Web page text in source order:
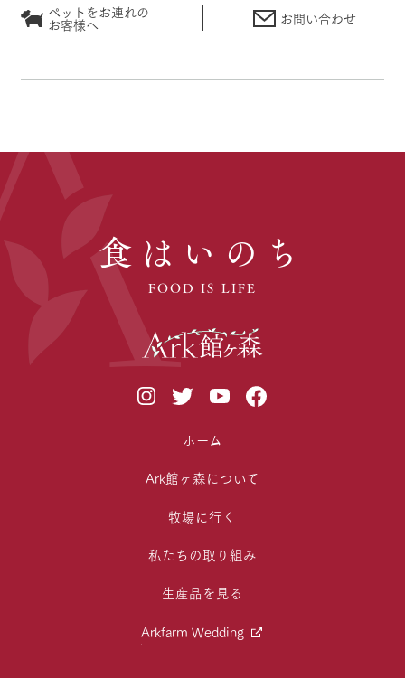
ペットをお連れの
お客様へ お問い合わせ
食はいのち
FOOD IS LIFE
ホーム
Ark館ヶ森について
牧場に行く
私たちの取り組み
生産品を見る
Arkfarm Wedding